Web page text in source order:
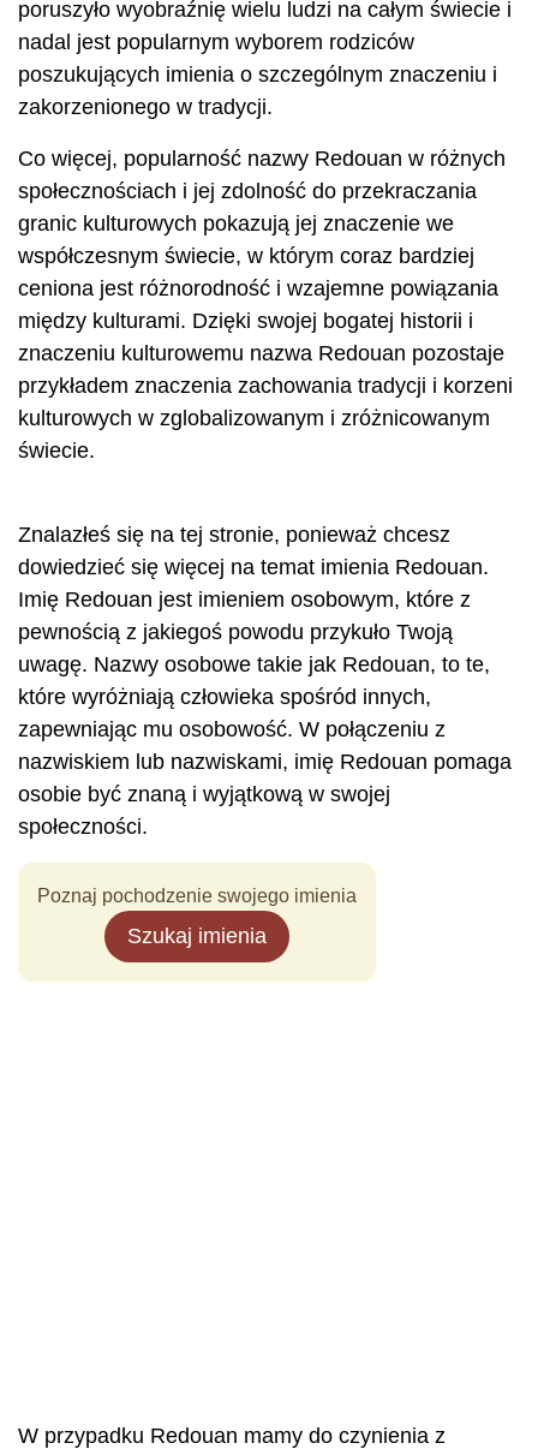
poruszyło wyobraźnię wielu ludzi na całym świecie i
nadal jest popularnym wyborem rodziców
poszukujących imienia o szczególnym znaczeniu i
zakorzenionego w tradycji.
Co więcej, popularność nazwy Redouan w różnych
społecznościach i jej zdolność do przekraczania
granic kulturowych pokazują jej znaczenie we
współczesnym świecie, w którym coraz bardziej
ceniona jest różnorodność i wzajemne powiązania
między kulturami. Dzięki swojej bogatej historii i
znaczeniu kulturowemu nazwa Redouan pozostaje
przykładem znaczenia zachowania tradycji i korzeni
kulturowych w zglobalizowanym i zróżnicowanym
świecie.
Znalazłeś się na tej stronie, ponieważ chcesz
dowiedzieć się więcej na temat imienia Redouan.
Imię Redouan jest imieniem osobowym, które z
pewnością z jakiegoś powodu przykuło Twoją
uwagę. Nazwy osobowe takie jak Redouan, to te,
które wyróżniają człowieka spośród innych,
zapewniając mu osobowość. W połączeniu z
nazwiskiem lub nazwiskami, imię Redouan pomaga
osobie być znaną i wyjątkową w swojej
społeczności.
Poznaj pochodzenie swojego imienia
Szukaj imienia
W przypadku Redouan mamy do czynienia z